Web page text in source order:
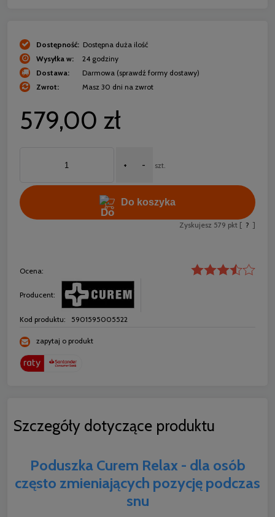
Dostępność: Dostępna duża ilość
Wysyłka w:
24 godziny
Dostawa:
Darmowa (sprawdź formy dostawy)
Zwrot:
Masz 30 dni na zwrot
579,00 zł
+ - szt.
Do koszyka
Zyskujesz 579 pkt [ ? ]
Ocena:
Producent:
Kod produktu: 5901595005522
zapytaj o produkt
Szczegóły dotyczące produktu
Poduszka Curem Relax - dla osób
często zmieniających pozycję podczas
snu